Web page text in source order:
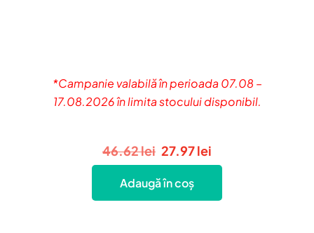
*Campanie valabilă în perioada 07.08 –
17.08.2026 în limita stocului disponibil.
46.62lei Prețul
inițial
a
fost:
27.97lei
curent
27.97 lei.
Adaugă în coș